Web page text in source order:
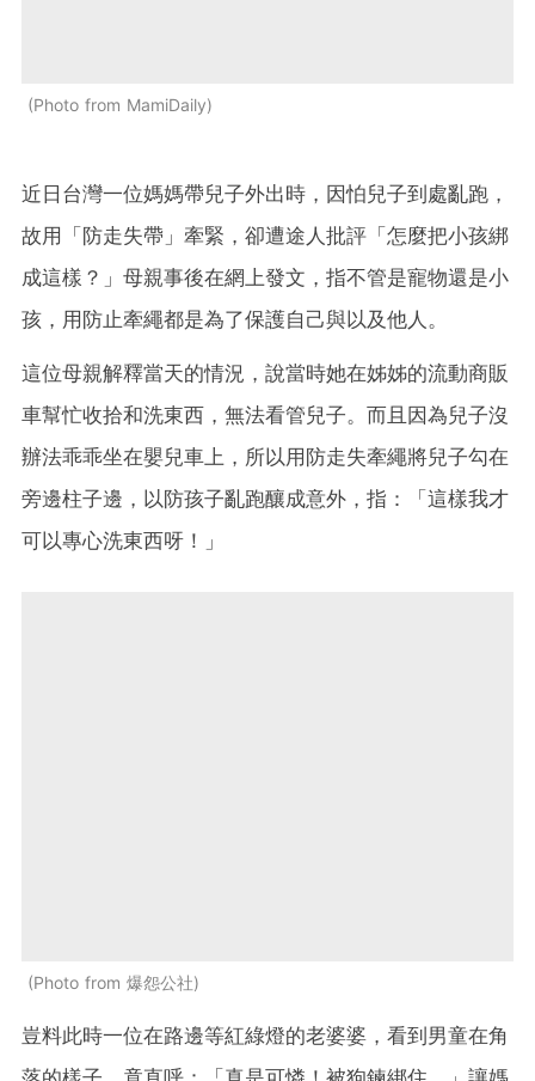
Photo from MamiDaily
近日台灣一位媽媽帶兒子外出時，因怕兒子到處亂跑，
故用「防走失帶」牽緊，卻遭途人批評「怎麼把小孩綁
成這樣？」母親事後在網上發文，指不管是寵物還是小
孩，用防止牽繩都是為了保護自己與以及他人。
這位母親解釋當天的情況，說當時她在姊姊的流動商販
車幫忙收拾和洗東西，無法看管兒子。而且因為兒子沒
辦法乖乖坐在嬰兒車上，所以用防走失牽繩將兒子勾在
旁邊柱子邊，以防孩子亂跑釀成意外，指：「這樣我才
可以專心洗東西呀！」
Photo from 爆怨公社
豈料此時一位在路邊等紅綠燈的老婆婆，看到男童在角